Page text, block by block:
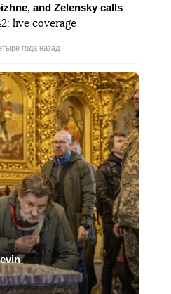
and Zelensky calls
live coverage
года назад